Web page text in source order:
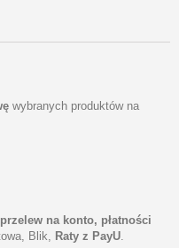
wybranych produktów na
przelew na konto, płatności
Blik, Raty z PayU.